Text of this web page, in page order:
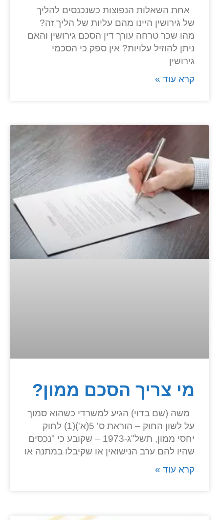
אחת השאלות הנפוצות כשנכנסים להליך
של גירושין היינו מהם עליות של הליך זה?
מהו שכר טרחה עורך דין הסכם גירושין והאם
ניתן להוזיל עלויות? אין ספק כי הסכמי
גירושין
קרא עוד »
מי צריך הסכם ממון?
משה (שם בדוי) הגיע למשרדי כשהוא סמוך
על לשון החוק – הוראת ס' 5(א')(1) לחוק
יחסי ממון, תשל"ג-1973 – שקובע כי "נכסים
שהיו להם ערב הנישואין או שקיבלו במתנה או
קרא עוד »